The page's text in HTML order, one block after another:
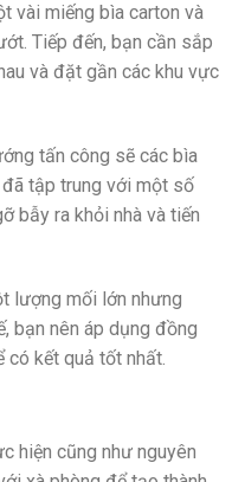
vài miếng bìa carton và
Tiếp đến, bạn cần sắp
và đặt gần các khu vực
tấn công sẽ các bìa
tập trung với một số
bẫy ra khỏi nhà và tiến
lượng mối lớn nhưng
bạn nên áp dụng đồng
kết quả tốt nhất.
hiện cũng như nguyên